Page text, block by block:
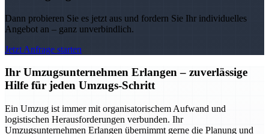
Dann probieren Sie es jetzt aus und fordern Sie Ihr individuelles
Angebot an – ganz unverbindlich.
Jetzt Anfrage starten
Ihr Umzugsunternehmen Erlangen – zuverlässige
Hilfe für jeden Umzugs-Schritt
Ein Umzug ist immer mit organisatorischem Aufwand und
logistischen Herausforderungen verbunden. Ihr
Umzugsunternehmen Erlangen übernimmt gerne die Planung und